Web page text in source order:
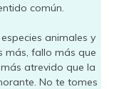
común.
animales y
más, fallo más que
atrevido que la
No te tomes